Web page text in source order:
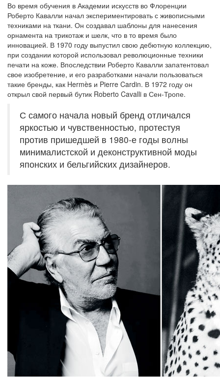
Во время обучения в Академии искусств во Флоренции
Роберто Кавалли начал экспериментировать с живописными
техниками на ткани. Он создавал шаблоны для нанесения
орнамента на трикотаж и шелк, что в то время было
инновацией. В 1970 году выпустил свою дебютную коллекцию,
при создании которой использовал революционные техники
печати на коже. Впоследствии Роберто Кавалли запатентовал
свое изобретение, и его разработками начали пользоваться
такие бренды, как Hermès и Pierre Cardin. В 1972 году он
открыл свой первый бутик Roberto Cavalli в Сен-Тропе.
С самого начала новый бренд отличался
яркостью и чувственностью, протестуя
против пришедшей в 1980-е годы волны
минималистской и деконструктивной моды
японских и бельгийских дизайнеров.